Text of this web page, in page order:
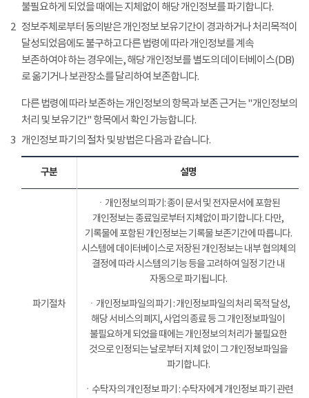
불필요하게 되었을 때에는 지체없이 해당 개인정보를 파기합니다.
2 정보주체로부터 동의받은 개인정보 보유기간이 경과하거나 처리목적이
달성되었음에도 불구하고 다른 법령에 따라 개인정보를 계속
보존하여야 하는 경우에는, 해당 개인정보를 별도의 데이터베이스(DB)
로 옮기거나 보관장소를 달리하여 보존합니다.
다른 법령에 따라 보존하는 개인정보의 항목과 보존 근거는 "개인정보의
처리 및 보유기간" 항목에서 확인 가능합니다.
3 개인정보 파기의 절차 및 방법은 다음과 같습니다.
구분 설명
파기절차
ㆍ개인정보의 파기: 종이 문서 및 전자문서에 포함된
개인정보는 종료일로부터 지체없이 파기합니다. 다만,
기록물에 포함된 개인정보는 기록물 보존기간에 따릅니다.
시스템에 데이터베이스로 저장된 개인정보는 내부 협의체의
결정에 따라 시스템의 기능 등을 고려하여 일정 기간 내
자동으로 파기됩니다.
ㆍ개인정보파일의 파기 : 개인정보파일의 처리 목적 달성,
해당 서비스의 폐지, 사업의 종료 등 그 개인정보파일이
불필요하게 되었을 때에는 개인정보의 처리가 불필요한
것으로 인정되는 날로부터 지체 없이 그 개인정보파일을
파기합니다.
ㆍ수탁자의 개인정보 파기 : 수탁자에게 개인정보 파기 관련